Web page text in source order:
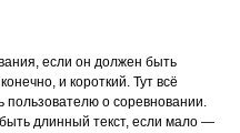
если он должен быть
и короткий. Тут всё
пользователю о соревновании.
длинный текст, если мало —